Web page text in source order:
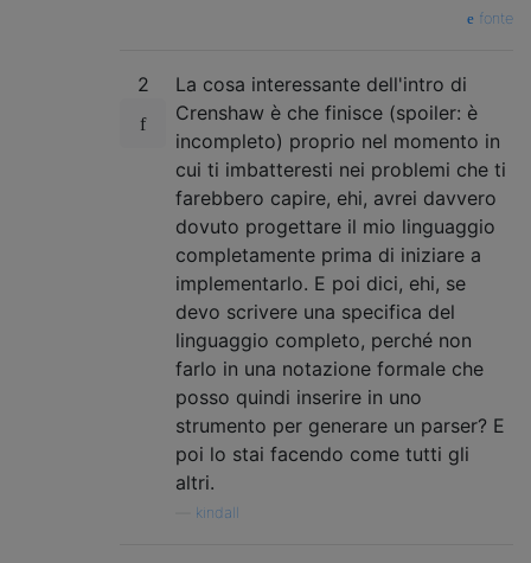
fonte
2
La cosa interessante dell'intro di
Crenshaw è che finisce (spoiler: è
incompleto) proprio nel momento in
cui ti imbatteresti nei problemi che ti
farebbero capire, ehi, avrei davvero
dovuto progettare il mio linguaggio
completamente prima di iniziare a
implementarlo. E poi dici, ehi, se
devo scrivere una specifica del
linguaggio completo, perché non
farlo in una notazione formale che
posso quindi inserire in uno
strumento per generare un parser? E
poi lo stai facendo come tutti gli
altri.
kindall